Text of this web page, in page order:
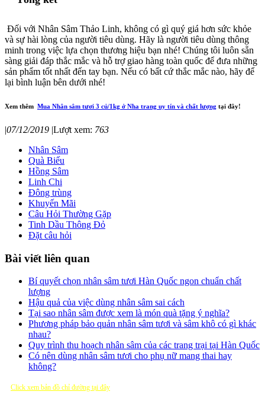
Đối với Nhân Sâm Thảo Linh, không có gì quý giá hơn sức khỏe
và sự hài lòng của người tiêu dùng. Hãy là người tiêu dùng thông
minh trong việc lựa chọn thương hiệu bạn nhé! Chúng tôi luôn sẵn
sàng giải đáp thắc mắc và hỗ trợ giao hàng toàn quốc để đưa những
sản phẩm tốt nhất đến tay bạn. Nếu có bất cứ thắc mắc nào, hãy để
lại bình luận bên dưới nhé!
Xem thêm Mua Nhân sâm tươi 3 củ/1kg ở Nha trang uy tín và chất lượng tại đây!
|07/12/2019 |Lượt xem: 763
Nhân Sâm
Quà Biếu
Hồng Sâm
Linh Chi
Đông trùng
Khuyến Mãi
Câu Hỏi Thường Gặp
Tinh Dầu Thông Đỏ
Đặt câu hỏi
Bài viết liên quan
Bí quyết chọn nhân sâm tươi Hàn Quốc ngon chuẩn chất
lượng
Hậu quả của việc dùng nhân sâm sai cách
Tại sao nhân sâm được xem là món quà tặng ý nghĩa?
Phương pháp bảo quản nhân sâm tươi và sâm khô có gì khác
nhau?
Quy trình thu hoạch nhân sâm của các trang trại tại Hàn Quốc
Có nên dùng nhân sâm tươi cho phụ nữ mang thai hay
không?
Click xem bản đồ chỉ đường tại đây